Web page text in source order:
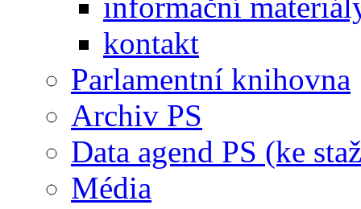
kontakt
Parlamentní knihovna
Archiv PS
Data agend PS (ke
Média